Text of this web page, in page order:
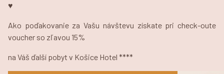
♥
Ako poďakovanie za Vašu návštevu získate pri check-oute
voucher so zľavou 15%
na Váš ďalší pobyt v Košice Hotel ****